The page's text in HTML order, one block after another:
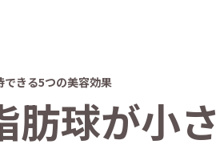
できる5つの美容効果
球が小さ